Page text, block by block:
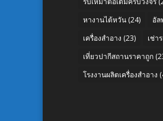
หางานไต้หวัน (24) อัล
เครื่องสำอาง (23) เช่า
เที่ยวปากีสถานราคาถูก
โรงงานผลิตเครื่องสำอาง